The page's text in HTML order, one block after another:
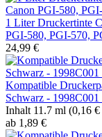
1 Liter Druckertinte
PGI-580, PGI-570,
24,99 €
Kompatible
Schwarz -
Inhalt 11.7 ml (0,16
ab 1,89 €